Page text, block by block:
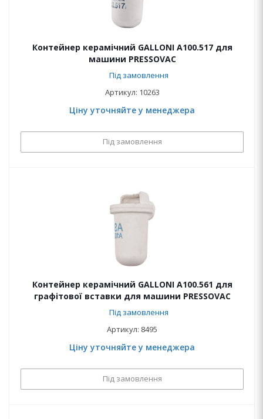
Контейнер керамічний GALLONI A100.517 для
машини PRESSOVAC
Під замовлення
Артикул: 10263
Ціну уточняйте у менеджера
Під замовлення
Контейнер керамічний GALLONI A100.561 для
графітової вставки для машини PRESSOVAC
Під замовлення
Артикул: 8495
Ціну уточняйте у менеджера
Під замовлення